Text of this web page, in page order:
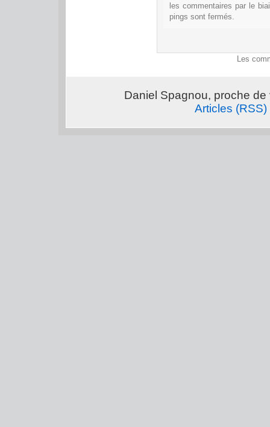
les commentaires par le
pings sont fermés.
Les
Daniel Spagnou, proche
Articles (RSS)